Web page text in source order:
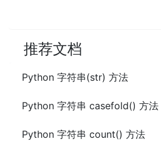
推荐文档
Python 字符串(str) 方法
Python 字符串 casefold() 方法
Python 字符串 count() 方法